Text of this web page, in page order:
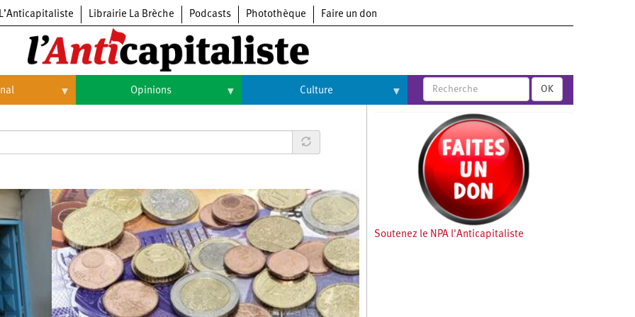
L’Anticapitaliste Librairie La Brèche Podcasts Photothèque Faire un don
Opinions Culture
Expositions
Livres
Musique
OK
Soutenez le NPA l'Anticapitaliste